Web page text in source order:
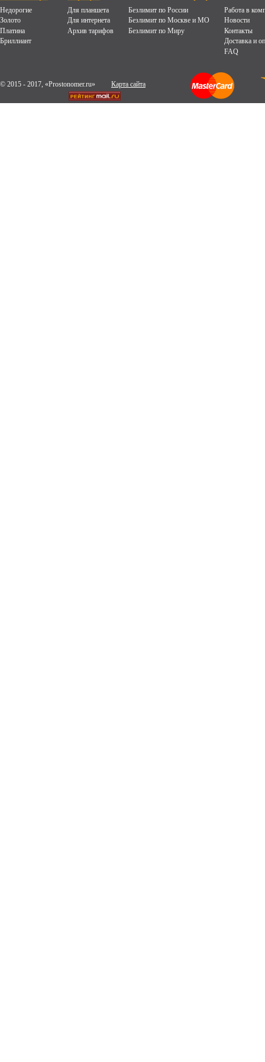
Недорогие
Золото
Платина
Бриллиант
Для планшета
Для интернета
Архив тарифов
Безлимит по России
Безлимит по Москве и МО
Безлимит по Миру
Работа в
Новости
Контакты
Доставка и
FAQ
© 2015 - 2017, «Prostonomer.ru» Карта сайта